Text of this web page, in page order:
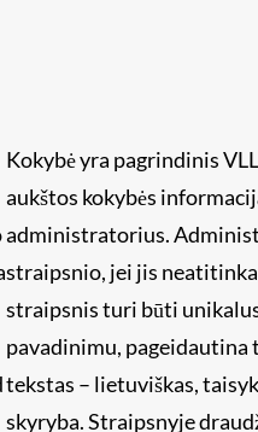
Kokybė yra pagrindinis
aukštos kokybės
administratorius.
straipsnio, jei jis
straipsnis turi būti
pavadinimu,
tekstas – lietuviškas,
skyryba. Straipsnyje